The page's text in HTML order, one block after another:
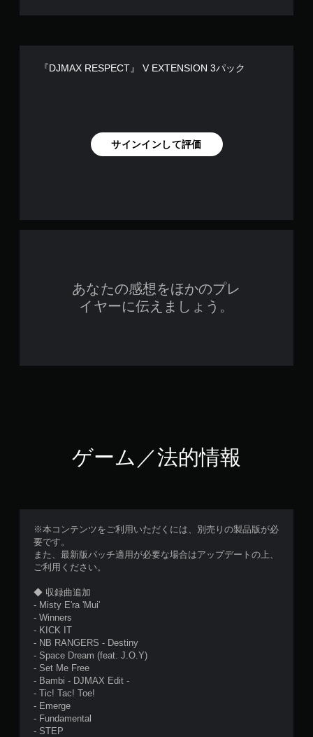
『DJMAX RESPECT』 V EXTENSION 3パック
サインインして評価
あなたの感想をほかのプレ
イヤーに伝えましょう。
ゲーム／法的情報
※本コンテンツをご利用いただくには、別売りの製品版が必
要です。
また、最新版パッチ適用が必要な場合はアップデートの上、
ご利用ください。
◆ 収録曲追加
- Misty E'ra 'Mui'
- Winners
- KICK IT
- NB RANGERS - Destiny
- Space Dream (feat. J.O.Y)
- Set Me Free
- Bambi - DJMAX Edit -
- Tic! Tac! Toe!
- Emerge
- Fundamental
- STEP